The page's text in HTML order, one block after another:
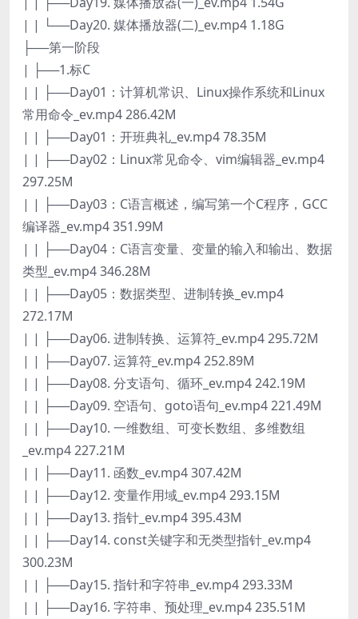
| | └──Day20. 媒体播放器(二)_ev.mp4 1.18G
├──第一阶段
| ├──1.标C
| | ├──Day01：计算机常识、Linux操作系统和Linux
常用命令_ev.mp4 286.42M
| | ├──Day01：开班典礼_ev.mp4 78.35M
| | ├──Day02：Linux常见命令、vim编辑器_ev.mp4
297.25M
| | ├──Day03：C语言概述，编写第一个C程序，GCC
编译器_ev.mp4 351.99M
| | ├──Day04：C语言变量、变量的输入和输出、数据
类型_ev.mp4 346.28M
| | ├──Day05：数据类型、进制转换_ev.mp4
272.17M
| | ├──Day06. 进制转换、运算符_ev.mp4 295.72M
| | ├──Day07. 运算符_ev.mp4 252.89M
| | ├──Day08. 分支语句、循环_ev.mp4 242.19M
| | ├──Day09. 空语句、goto语句_ev.mp4 221.49M
| | ├──Day10. 一维数组、可变长数组、多维数组
_ev.mp4 227.21M
| | ├──Day11. 函数_ev.mp4 307.42M
| | ├──Day12. 变量作用域_ev.mp4 293.15M
| | ├──Day13. 指针_ev.mp4 395.43M
| | ├──Day14. const关键字和无类型指针_ev.mp4
300.23M
| | ├──Day15. 指针和字符串_ev.mp4 293.33M
| | ├──Day16. 字符串、预处理_ev.mp4 235.51M